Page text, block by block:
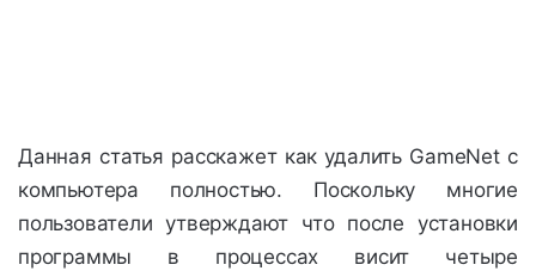
Данная статья расскажет как удалить GameNet с
компьютера полностью. Поскольку многие
пользователи утверждают что после установки
программы в процессах висит четыре